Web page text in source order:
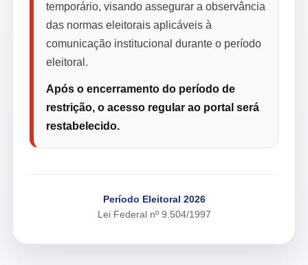
temporário, visando assegurar a observância
das normas eleitorais aplicáveis à
comunicação institucional durante o período
eleitoral.
Após o encerramento do período de
restrição, o acesso regular ao portal será
restabelecido.
Período Eleitoral 2026
Lei Federal nº 9.504/1997